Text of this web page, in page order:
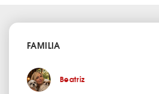
FAMILIA
Beatriz